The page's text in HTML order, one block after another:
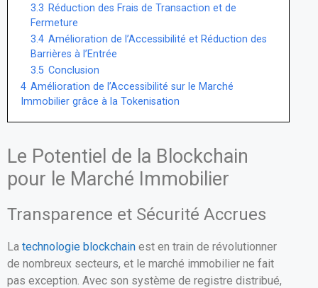
3.3 Réduction des Frais de Transaction et de
Fermeture
3.4 Amélioration de l’Accessibilité et Réduction des
Barrières à l’Entrée
3.5 Conclusion
4 Amélioration de l’Accessibilité sur le Marché
Immobilier grâce à la Tokenisation
Le Potentiel de la Blockchain
pour le Marché Immobilier
Transparence et Sécurité Accrues
La technologie blockchain est en train de révolutionner
de nombreux secteurs, et le marché immobilier ne fait
pas exception. Avec son système de registre distribué,